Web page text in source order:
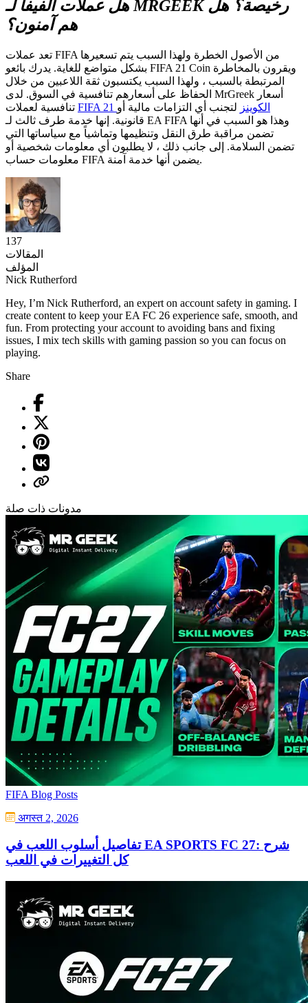
هل عملات الفيفا لـ MRGEEK رخيصة؟ هل
هم آمنون؟
تعد عملات FIFA من الأصول الخطرة ولهذا السبب يتم تسعيرها
بشكل متواضع للغاية. يدرك بائعو FIFA 21 Coin ويقرون بالمخاطرة
المرتبطة بالسبب ، ولهذا السبب يكتسبون ثقة اللاعبين من خلال
الحفاظ على أسعارهم تنافسية في السوق. لدى MrGreek أسعار
FIFA 21 الکوینز لتجنب أي التزامات مالية أو
قانونية. إنها خدمة طرف ثالث لـ EA FIFA وهذا هو السبب في أنها
تضمن مراقبة طرق النقل وتنظيمها وتماشياً مع سياساتها التي
تضمن السلامة. إلى جانب ذلك ، لا يطلبون أي معلومات شخصية أو
معلومات حساب FIFA يضمن أنها خدمة آمنة.
137
المقالات
المؤلف
Nick Rutherford
Hey, I’m Nick Rutherford, an expert on account safety in gaming. I
create content to keep your EA FC 26 experience safe, smooth, and
fun. From protecting your account to avoiding bans and fixing
issues, I mix tech skills with gaming passion so you can focus on
playing.
Share
مدونات ذات صلة
FIFA Blog Posts
अगस्त 2, 2026
تفاصيل أسلوب اللعب في EA SPORTS FC 27: شرح
كل التغييرات في اللعب